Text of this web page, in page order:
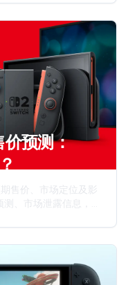
特性。
预测：
售价、市场定位及影
、市场泄露信息，